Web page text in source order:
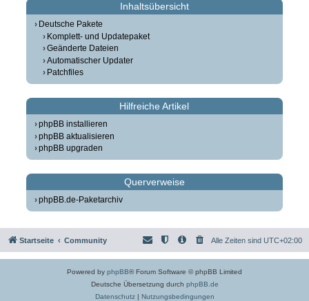
Inhaltsübersicht
Deutsche Pakete
Komplett- und Updatepaket
Geänderte Dateien
Automatischer Updater
Patchfiles
Hilfreiche Artikel
phpBB installieren
phpBB aktualisieren
phpBB upgraden
Querverweise
phpBB.de-Paketarchiv
Startseite Community Alle Zeiten sind UTC+02:00
Powered by phpBB® Forum Software © phpBB Limited
Deutsche Übersetzung durch phpBB.de
Datenschutz| Nutzungsbedingungen